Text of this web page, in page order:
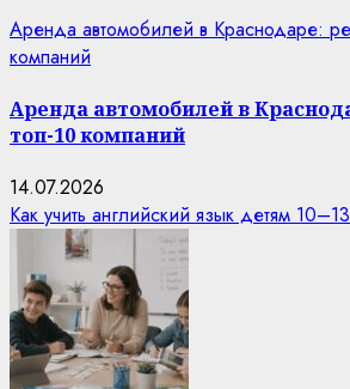
Аренда автомобилей в Краснодаре:
компаний
Аренда автомобилей в
топ-10 компаний
14.07.2026
Как учить английский язык детям